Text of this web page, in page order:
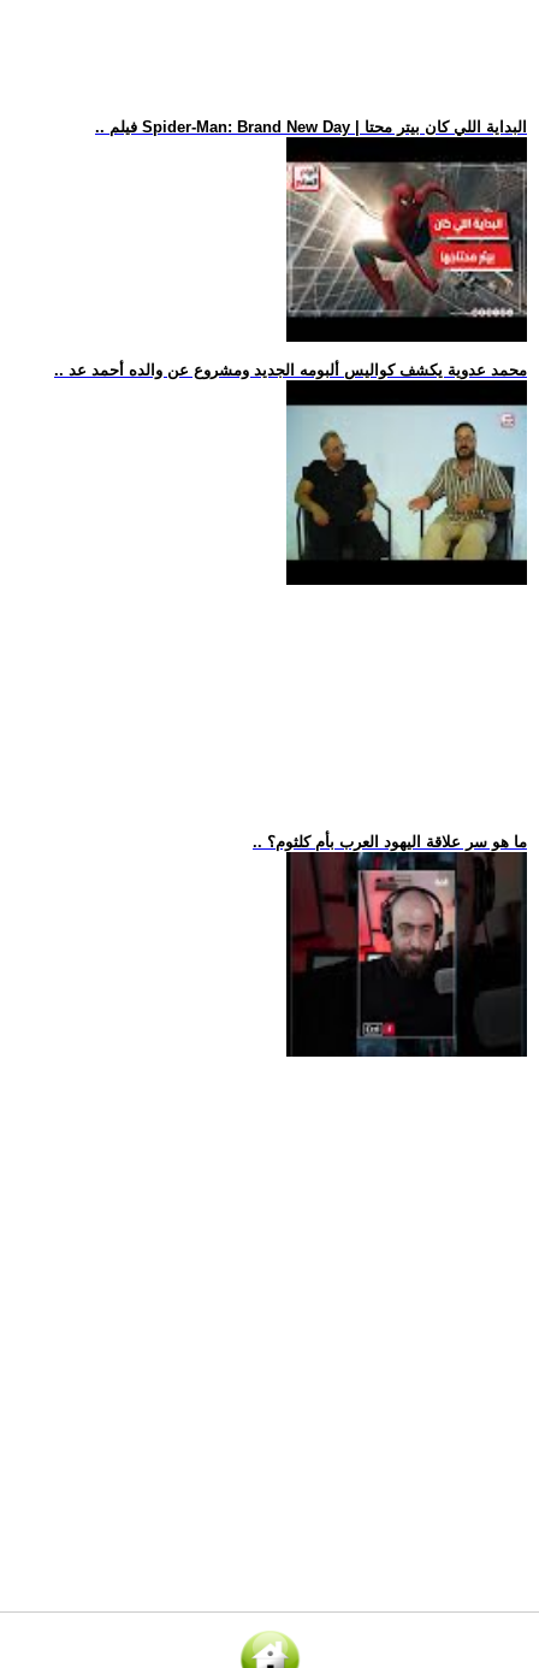
.. فيلم Spider-Man: Brand New Day | البداية اللي كان بيتر محتا
.. محمد عدوية يكشف كواليس ألبومه الجديد ومشروع عن والده أحمد عد
.. ما هو سر علاقة اليهود العرب بأم كلثوم؟